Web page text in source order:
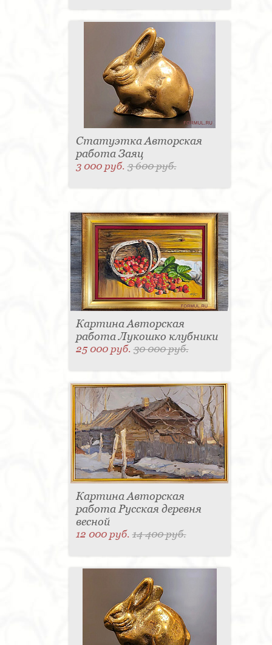
Статуэтка Авторская
работа Заяц
3 000 руб.3 600 руб.
Картина Авторская
работа Лукошко клубники
25 000 руб.30 000 руб.
Картина Авторская
работа Русская деревня
весной
12 000 руб.14 400 руб.